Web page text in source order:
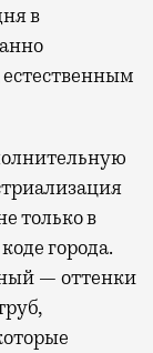
в
только в
города.
— оттенки